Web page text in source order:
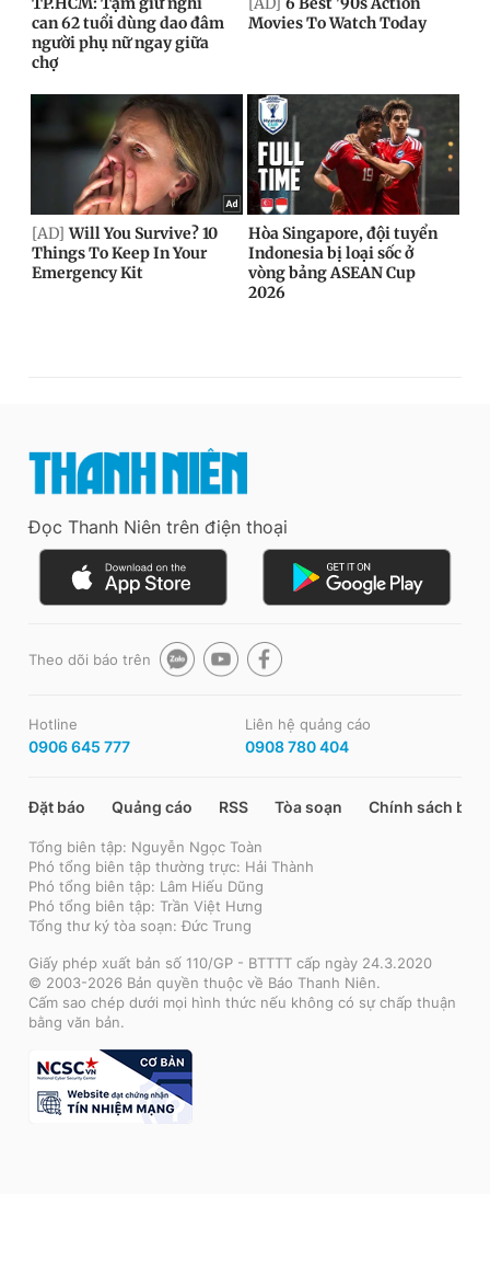
Đọc Thanh Niên trên điện thoại
Theo dõi báo trên
Hotline
0906 645 777
Liên hệ quảng cáo
0908 780 404
Đặt báo Quảng cáo RSS Tòa soạn Chính sách bảo
Tổng biên tập: Nguyễn Ngọc Toàn
Phó tổng biên tập thường trực: Hải Thành
Phó tổng biên tập: Lâm Hiếu Dũng
Phó tổng biên tập: Trần Việt Hưng
Tổng thư ký tòa soạn: Đức Trung
Giấy phép xuất bản số 110/GP - BTTTT cấp ngày 24.3.2020
© 2003-2026 Bản quyền thuộc về Báo Thanh Niên.
Cấm sao chép dưới mọi hình thức nếu không có sự chấp thuận
bằng văn bản.